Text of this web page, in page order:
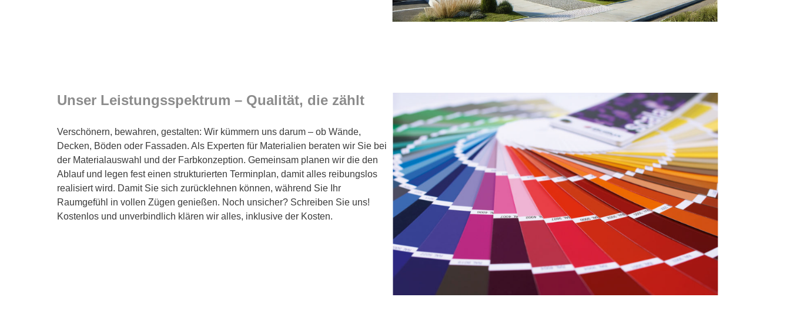
Unser Leistungsspektrum – Qualität, die zählt
Verschönern, bewahren, gestalten: Wir kümmern uns darum – ob Wände,
Decken, Böden oder Fassaden. Als Experten für Materialien beraten wir Sie bei
der Materialauswahl und der Farbkonzeption. Gemeinsam planen wir die den
Ablauf und legen fest einen strukturierten Terminplan, damit alles reibungslos
realisiert wird. Damit Sie sich zurücklehnen können, während Sie Ihr
Raumgefühl in vollen Zügen genießen. Noch unsicher? Schreiben Sie uns!
Kostenlos und unverbindlich klären wir alles, inklusive der Kosten.